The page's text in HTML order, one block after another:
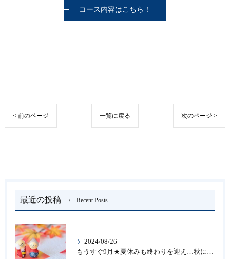
コース内容はこちら！
< 前のページ 一覧に戻る 次のページ >
最近の投稿 Recent Posts
2024/08/26
もうすぐ9月★夏休みも終わりを迎え…秋になったら新しいことを始めよう♪大人の趣味に書道なら青霄書法会へ！